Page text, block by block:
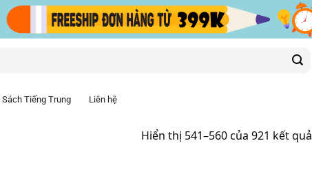
Sách Tiếng Trung Liên hệ
Hiển thị 541–560 của 921 kết quả